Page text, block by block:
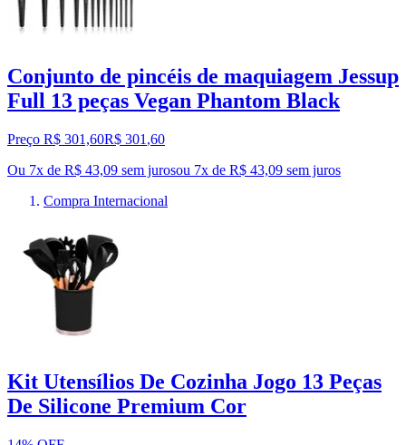
Conjunto de pincéis de maquiagem Jessup
Full 13 peças Vegan Phantom Black
Preço R$ 301,60R$ 301 ,60
Ou 7x de R$ 43,09 sem jurosou 7x de R$ 43,09 sem juros
Compra Internacional
Kit Utensílios De Cozinha Jogo 13 Peças
De Silicone Premium Cor